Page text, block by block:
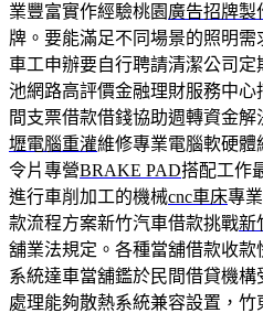
業豐富實作經驗桃園 廣告招牌製
牌。要能滿足不同場景的照明需
車工申辦要自行聘請清潔公司定
池網路高評價金融理財服務中心
間支票借款借錢協助週轉資金
壢電腦重灌維修專業電腦軟硬體
令片專營BRAKE PAD搭配工作
進行車削加工的機械cnc車床專
款流程方案新竹汽車借款挑戰新
舖業法規定。各種當舖借款收款
系統達車當舖鑑於民間借貸機構
處理能夠散熱系統兼容設置，